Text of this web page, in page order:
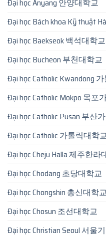
Đại học Anyang 안양대학교
Đại học Bách khoa Kỹ thuật
Đại học Baekseok 백석대학교
Đại học Bucheon 부천대학교
Đại học Catholic Kwandong
Đại học Catholic Mokpo 목포
Đại học Catholic Pusan 부산
Đại học Catholic 가톨릭대학
Đại học Cheju Halla 제주한라
Đại học Chodang 초당대학교
Đại học Chongshin 총신대학교
Đại học Chosun 조선대학교
Đại học Christian Seoul 서울